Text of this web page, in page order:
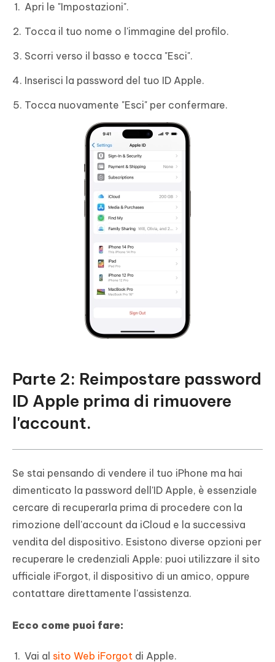
Apri le "Impostazioni".
Tocca il tuo nome o l'immagine del profilo.
Scorri verso il basso e tocca "Esci".
Inserisci la password del tuo ID Apple.
Tocca nuovamente "Esci" per confermare.
Parte 2: Reimpostare password
ID Apple prima di rimuovere
l'account.
Se stai pensando di vendere il tuo iPhone ma hai
dimenticato la password dell'ID Apple, è essenziale
cercare di recuperarla prima di procedere con la
rimozione dell'account da iCloud e la successiva
vendita del dispositivo. Esistono diverse opzioni per
recuperare le credenziali Apple: puoi utilizzare il sito
ufficiale iForgot, il dispositivo di un amico, oppure
contattare direttamente l'assistenza.
Ecco come puoi fare:
Vai al sito Web iForgot di Apple.